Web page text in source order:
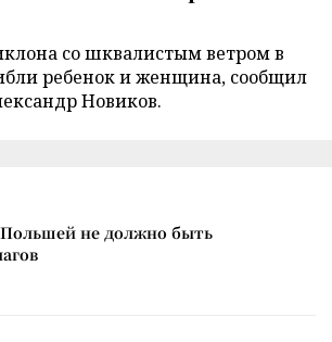
со шквалистым ветром в
ребенок и женщина, сообщил
Новиков.
не должно быть